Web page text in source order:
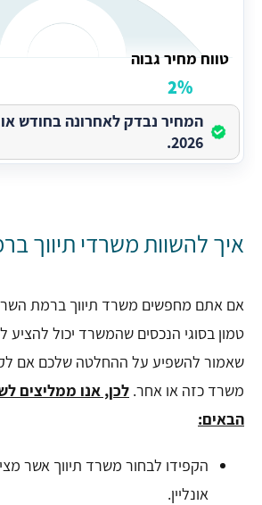
טווח מחיר גבוה
2%
המחיר נבדק לאחרונה בחודש
2026.
איך להשוות משרדי תיווך
אם אתם מחפשים משרד תיווך ברמת
טמון בסוגי הנכסים שהמשרד יכול
שאמור להשפיע על ההחלטה שלכם אם
משרד כזה או אחר. לכן, אנו ממליצים
הבאים:
הקפידו לבחור משרד תיווך אשר
אונליין.